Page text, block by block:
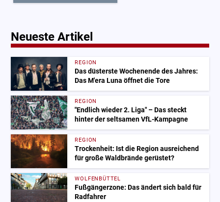
Neueste Artikel
REGION
Das düsterste Wochenende des Jahres:
Das M'era Luna öffnet die Tore
REGION
"Endlich wieder 2. Liga" – Das steckt
hinter der seltsamen VfL-Kampagne
REGION
Trockenheit: Ist die Region ausreichend
für große Waldbrände gerüstet?
WOLFENBÜTTEL
Fußgängerzone: Das ändert sich bald für
Radfahrer